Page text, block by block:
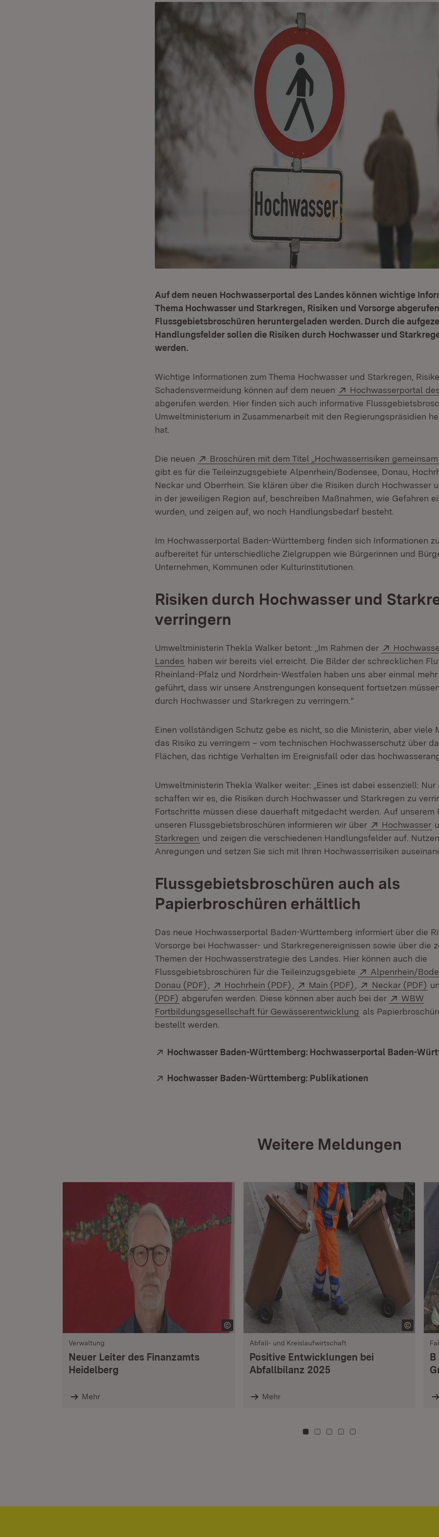
Auf dem neuen Hochwasserportal des Landes können wichtige
Thema Hochwasser und Starkregen, Risiken und Vorsorge
Flussgebietsbroschüren heruntergeladen werden. Durch die
Handlungsfelder sollen die Risiken durch Hochwasser und
werden.
Wichtige Informationen zum Thema Hochwasser und Starkregen,
Schadensvermeidung können auf dem neuen
Extern:
Hochwasserportal
abgerufen werden. Hier finden sich auch informative
Umweltministerium in Zusammenarbeit mit den Regierungspräsidien
hat.
Die neuen Extern:
Broschüren mit dem Titel „Hochwasserrisiken
gibt es für die Teileinzugsgebiete Alpenrhein/Bodensee, Donau,
Neckar und Oberrhein. Sie klären über die Risiken durch Hochwasser
in der jeweiligen Region auf, beschreiben Maßnahmen, wie Gefahren
wurden, und zeigen auf, wo noch Handlungsbedarf besteht.
Im Hochwasserportal Baden-Württemberg finden sich Informationen
aufbereitet für unterschiedliche Zielgruppen wie Bürgerinnen und
Unternehmen, Kommunen oder Kulturinstitutionen.
Risiken durch Hochwasser und
verringern
Umweltministerin Thekla Walker betont: „Im Rahmen der Extern:
Landes (Öffnet in neuem Fenster)
haben wir bereits viel erreicht. Die Bilder der schrecklichen
Rheinland-Pfalz und Nordrhein-Westfalen haben uns aber einmal
geführt, dass wir unsere Anstrengungen konsequent fortsetzen
durch Hochwasser und Starkregen zu verringern.”
Einen vollständigen Schutz gebe es nicht, so die Ministerin, aber viele
das Risiko zu verringern – vom technischen Hochwasserschutz über
Flächen, das richtige Verhalten im Ereignisfall oder das
Umweltministerin Thekla Walker weiter: „Eines ist dabei essenziell: Nur
schaffen wir es, die Risiken durch Hochwasser und Starkregen zu
Fortschritte müssen diese dauerhaft mitgedacht werden. Auf unserem
unseren Flussgebietsbroschüren informieren wir über
Extern:
Hochwasser
Starkregen (Öffnet in neuem Fenster)
und zeigen die verschiedenen Handlungsfelder auf.
Anregungen und setzen Sie sich mit Ihren Hochwasserrisiken
Flussgebietsbroschüren auch als
Papierbroschüren erhältlich
Das neue Hochwasserportal Baden-Württemberg informiert über die
Vorsorge bei Hochwasser- und Starkregenereignissen sowie über die
Themen der Hochwasserstrategie des Landes. Hier können auch die
Flussgebietsbroschüren für die Teileinzugsgebiete
Extern:
Alpenrhein/
Donau (PDF) (Öffnet in neuem Fenster)
Extern:
Hochrhein (PDF) (Öffnet in neuem Fenster)
Extern:
Main (PDF) (Öffnet in neuem
Extern:
Neckar (PDF)
(PDF) (Öffnet in neuem Fenster)
abgerufen werden. Diese können aber auch bei der Extern:
WBW
Fortbildungsgesellschaft für Gewässerentwicklung (Öffnet in neuem
als
bestellt werden.
Extern:
Hochwasser Baden-Württemberg: Hochwasserportal Baden-
Extern:
Hochwasser Baden-Württemberg: Publikationen
Weitere Meldungen
Verwaltung
Neuer Leiter des Finanzamts
Heidelberg
Mehr
Abfall- und Kreislaufwirtschaft
Positive Entwicklungen bei
Abfallbilanz 2025
Mehr
Zu Kachel: 0
Zu Kachel: 3
Zu Kachel: 6
Zu Kachel: 9
Zu Kachel: 12